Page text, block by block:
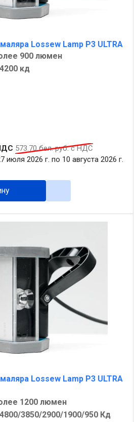
Lossew Lamp P3 ULTRA
900 люмен
кд
573.70бел. руб. с НДС
июля 2026 г. по 10 августа 2026 г.
Lossew Lamp P3 ULTRA
1200 люмен
3850/2900/1900/950 Кд